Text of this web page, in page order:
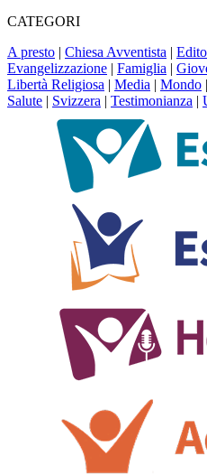
CATEGORI
A presto | Chiesa Avventista |
Evangelizzazione | Famiglia |
Libertà Religiosa | Media | Mondo |
Salute | Svizzera | Testimonianza |